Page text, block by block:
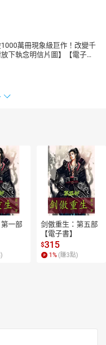
萬冊現象級巨作！改變千
下執念明信片圖】【電子
一部
剑傲重生：第五部
【電子書】
$315
1 % (賺3點)